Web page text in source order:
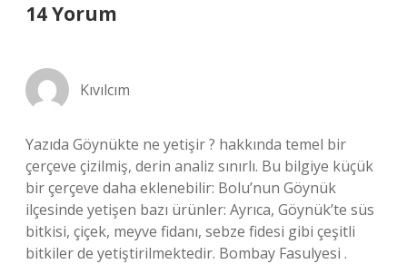
14 Yorum
Kıvılcım
Yazıda Göynükte ne yetişir ? hakkında temel bir
çerçeve çizilmiş, derin analiz sınırlı. Bu bilgiye küçük
bir çerçeve daha eklenebilir: Bolu’nun Göynük
ilçesinde yetişen bazı ürünler: Ayrıca, Göynük’te süs
bitkisi, çiçek, meyve fidanı, sebze fidesi gibi çeşitli
bitkiler de yetiştirilmektedir. Bombay Fasulyesi .